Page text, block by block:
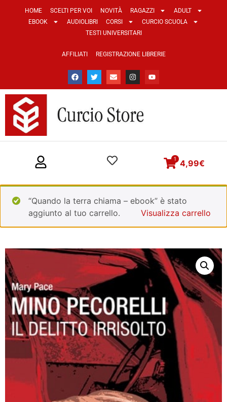
HOME SCELTI PER VOI NOVITÀ RAGAZZI
ADULT
EBOOK
AUDIOLIBRI CORSI
CURCIO SCUOLA
TESTI UNIVERSITARI
AFFILIATI REGISTRAZIONE LIBRERIE
4,99€
1
“Quando la terra chiama – ebook” è stato
aggiunto al tuo carrello.
Visualizza carrello